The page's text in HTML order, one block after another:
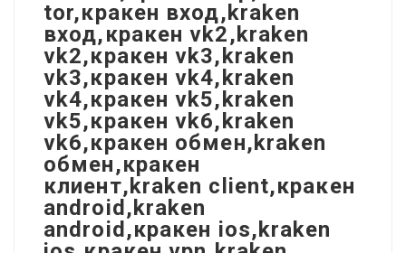
tor,кракен вход,kraken
вход,кракен vk2,kraken
vk2,кракен vk3,kraken
vk3,кракен vk4,kraken
vk4,кракен vk5,kraken
vk5,кракен vk6,kraken
vk6,кракен обмен,kraken
обмен,кракен
клиент,kraken client,кракен
android,kraken
android,кракен ios,kraken